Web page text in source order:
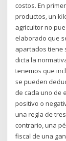
costos. En
productos, un
agricultor no
elaborado que
apartados tiene
dicta la
tenemos que
se pueden
de cada uno de
positivo o
una regla de
contrario, una
fiscal de una